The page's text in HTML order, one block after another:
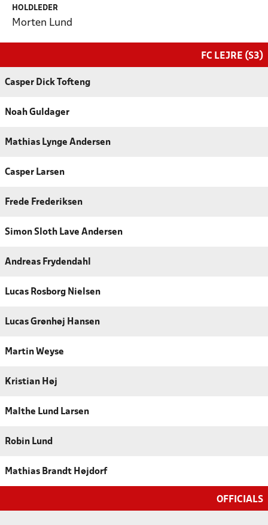
HOLDLEDER
Morten Lund
FC LEJRE (S3)
Casper Dick Tofteng
Noah Guldager
Mathias Lynge Andersen
Casper Larsen
Frede Frederiksen
Simon Sloth Lave Andersen
Andreas Frydendahl
Lucas Rosborg Nielsen
Lucas Grønhøj Hansen
Martin Weyse
Kristian Høj
Malthe Lund Larsen
Robin Lund
Mathias Brandt Højdorf
OFFICIALS